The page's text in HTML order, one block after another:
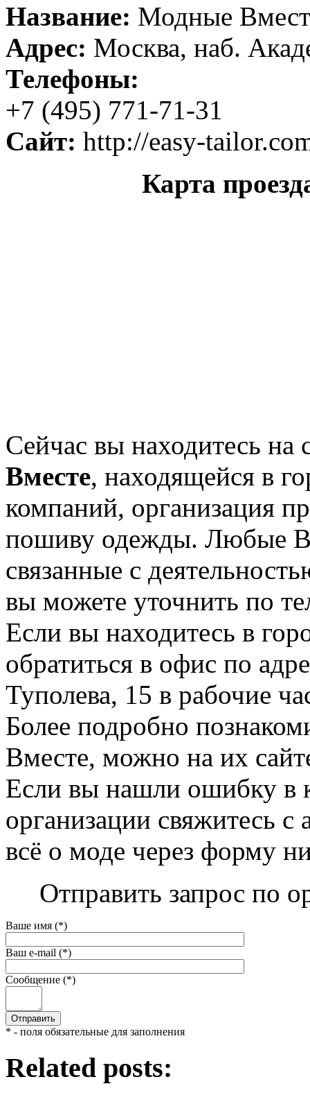
Название: Модные
Адрес: Москва, наб.
Телефоны:
+7 (495) 771-71-31
Сайт: http://easy-
Карта
Сейчас вы находитесь на
Вместе, находящейся в
компаний, организация
пошиву одежды. Любые
связанные с
вы можете уточнить по
Если вы находитесь в
обратиться в офис по
Туполева, 15 в рабочие
Более подробно
Вместе, можно на их
Если вы нашли ошибку в
организации свяжитесь
всё о моде через форму
Отправить запрос по
Ваше имя (*)
Ваш e-mail (*)
Сообщение (*)
* - поля обязательные для заполнения
Related posts: